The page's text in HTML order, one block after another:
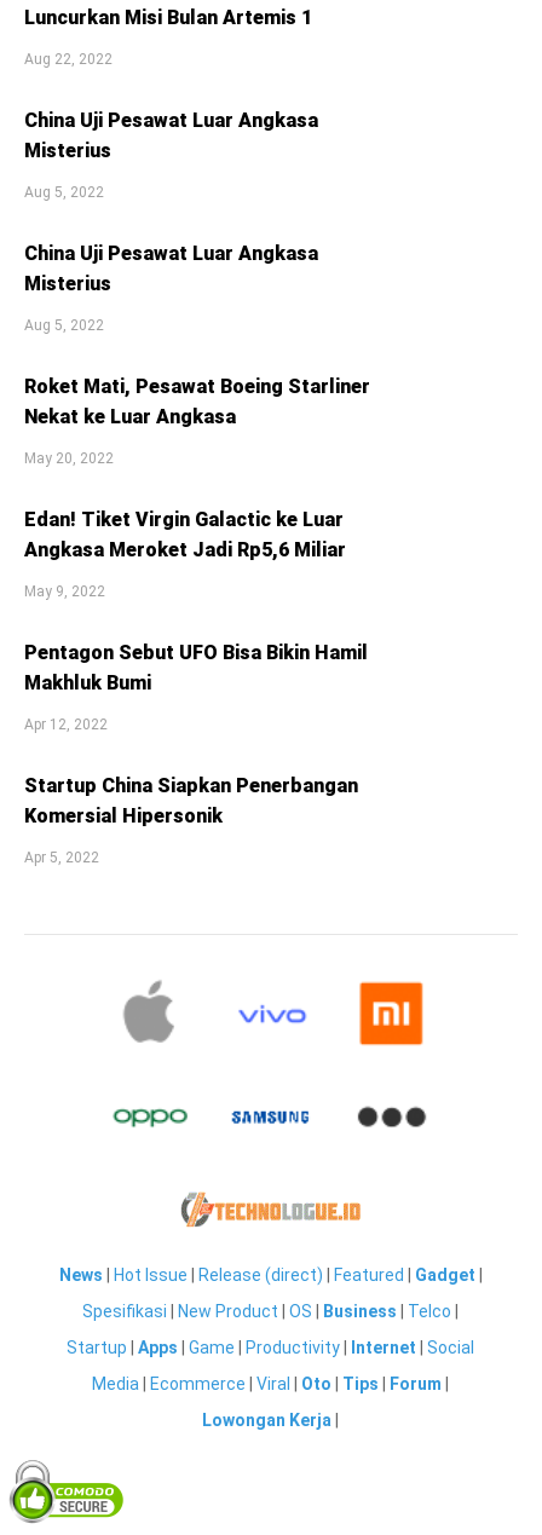
Luncurkan Misi Bulan Artemis 1
Aug 22, 2022
China Uji Pesawat Luar Angkasa
Misterius
Aug 5, 2022
China Uji Pesawat Luar Angkasa
Misterius
Aug 5, 2022
Roket Mati, Pesawat Boeing Starliner
Nekat ke Luar Angkasa
May 20, 2022
Edan! Tiket Virgin Galactic ke Luar
Angkasa Meroket Jadi Rp5,6 Miliar
May 9, 2022
Pentagon Sebut UFO Bisa Bikin Hamil
Makhluk Bumi
Apr 12, 2022
Startup China Siapkan Penerbangan
Komersial Hipersonik
Apr 5, 2022
News Hot Issue Release (direct) Featured Gadget
Spesifikasi
New Product |OS Business Telco
Startup |Apps |Game Productivity Internet |Social
Media
Ecommerce |Viral Oto Tips Forum
Lowongan Kerja